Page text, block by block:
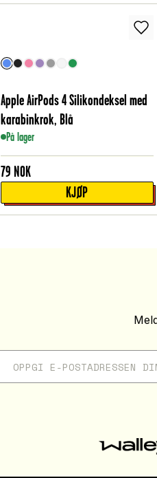
Apple AirPods 4 Silikondeksel med
karabinkrok, Blå
På lager
79 NOK
KJØP